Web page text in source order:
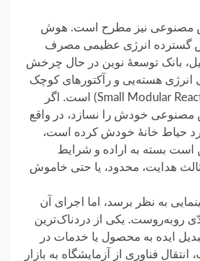
مصنوعی نیز مطرح است. هوش
گسترده انرژی عظیمی مصرف
بانک توسعهٔ نوین در حال چرخش
انرژی هسته‌یی و رآکتورهای کوچک
مدولار (Small Modular Reactor – SMR) است. اگر
خودش را نسازد، در واقع
حیاط خانهٔ خودش کرده است،
‏است بسته به اراده و شرایط
هدایت، محدود، یا حتی خاموش
به نظر برسد، اما اجرای آن
روبه‌روست. یکی از دردناک‌ترین
ایده به محصول یا خدمات در
فناوری از آزمایشگاه به بازار